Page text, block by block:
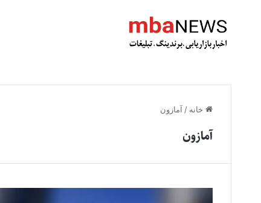
خانه / آمازون
آمازون